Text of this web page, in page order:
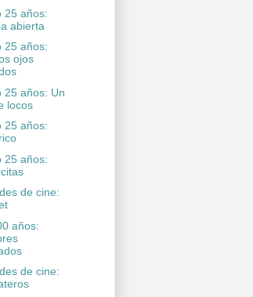
25 años:
abierta
25 años:
ojos
25 años: Un
locos
25 años:
25 años:
de cine:
años:
de cine: